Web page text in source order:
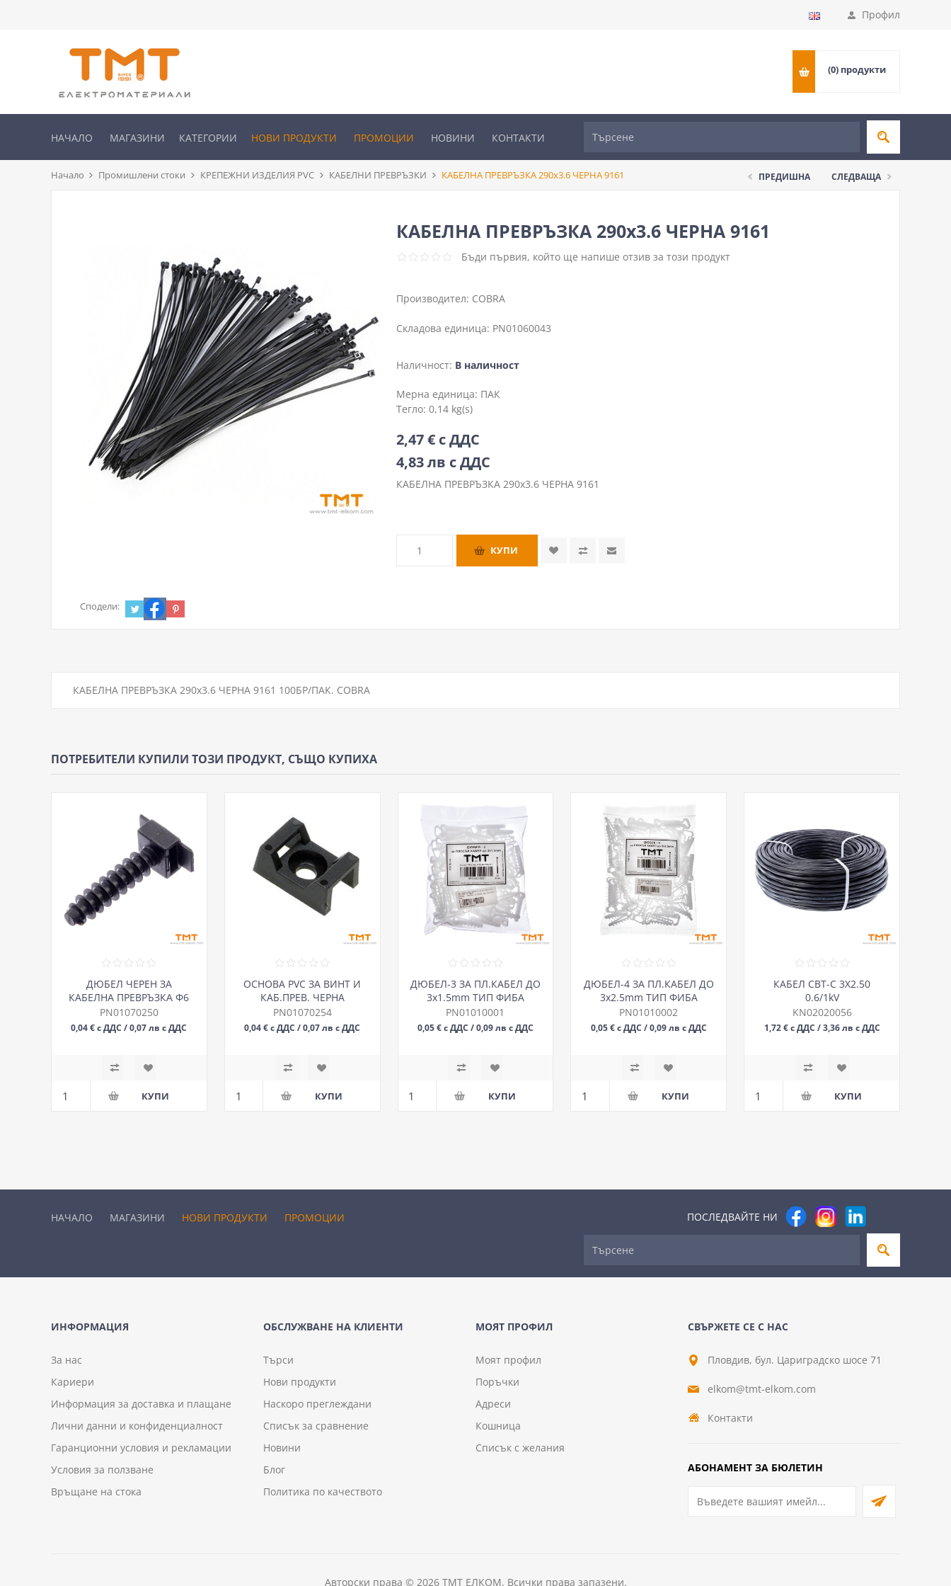
Профил
(0) продукти
НАЧАЛО МАГАЗИНИ КАТЕГОРИИ НОВИ ПРОДУКТИ ПРОМОЦИИ НОВИНИ КОНТАКТИ
Начало Промишлени стоки КРЕПЕЖНИ ИЗДЕЛИЯ PVC КАБЕЛНИ ПРЕВРЪЗКИ КАБЕЛНА ПРЕВРЪЗКА 290х3.6 ЧЕРНА 9161 ПРЕДИШНА СЛЕДВАЩА
КАБЕЛНА ПРЕВРЪЗКА 290х3.6 ЧЕРНА 9161
Бъди първия, който ще напише отзив за този продукт
Производител: COBRA
Складова единица: PN01060043
Наличност: В наличност
Мерна единица: ПАК
Тегло:0,14 kg(s)
2,47 € с ДДС
4,83 лв с ДДС
КАБЕЛНА ПРЕВРЪЗКА 290х3.6 ЧЕРНА 9161
Сподели:
КАБЕЛНА ПРЕВРЪЗКА 290х3.6 ЧЕРНА 9161 100БР/ПАК. COBRA
ПОТРЕБИТЕЛИ КУПИЛИ ТОЗИ ПРОДУКТ, СЪЩО КУПИХА
ДЮБЕЛ ЧЕРЕН ЗА
КАБЕЛНА ПРЕВРЪЗКА Ф6
PN01070250
0,04 € с ДДС / 0,07 лв с ДДС
ОСНОВА PVC ЗА ВИНТ И
КАБ.ПРЕВ. ЧЕРНА
PN01070254
0,04 € с ДДС / 0,07 лв с ДДС
ДЮБЕЛ-3 ЗА ПЛ.КАБЕЛ ДО
3х1.5mm ТИП ФИБА
PN01010001
0,05 € с ДДС / 0,09 лв с ДДС
ДЮБЕЛ-4 ЗА ПЛ.КАБЕЛ ДО
3х2.5mm ТИП ФИБА
PN01010002
0,05 € с ДДС / 0,09 лв с ДДС
КАБЕЛ СВТ-С 3Х2.50
0.6/1kV
KN02020056
1,72 € с ДДС / 3,36 лв с ДДС
ПОСЛЕДВАЙТЕ НИ
НАЧАЛО МАГАЗИНИ НОВИ ПРОДУКТИ ПРОМОЦИИ
ИНФОРМАЦИЯ
За нас
Кариери
Информация за доставка и плащане
Лични данни и конфиденциалност
Гаранционни условия и рекламации
Условия за ползване
Връщане на стока
ОБСЛУЖВАНЕ НА КЛИЕНТИ
Търси
Нови продукти
Наскоро преглеждани
Списък за сравнение
Новини
Блог
Политика по качеството
МОЯТ ПРОФИЛ
Моят профил
Поръчки
Адреси
Кошница
Списък с желания
СВЪРЖЕТЕ СЕ С НАС
Пловдив, бул. Цариградско шосе 71
elkom@tmt-elkom.com
Контакти
АБОНАМЕНТ ЗА БЮЛЕТИН
Авторски права © 2026 ТМТ ЕЛКОМ. Всички права запазени.